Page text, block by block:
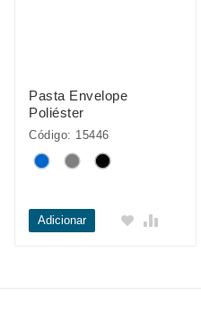
Pasta Envelope
Poliéster
Código: 15446
Adicionar